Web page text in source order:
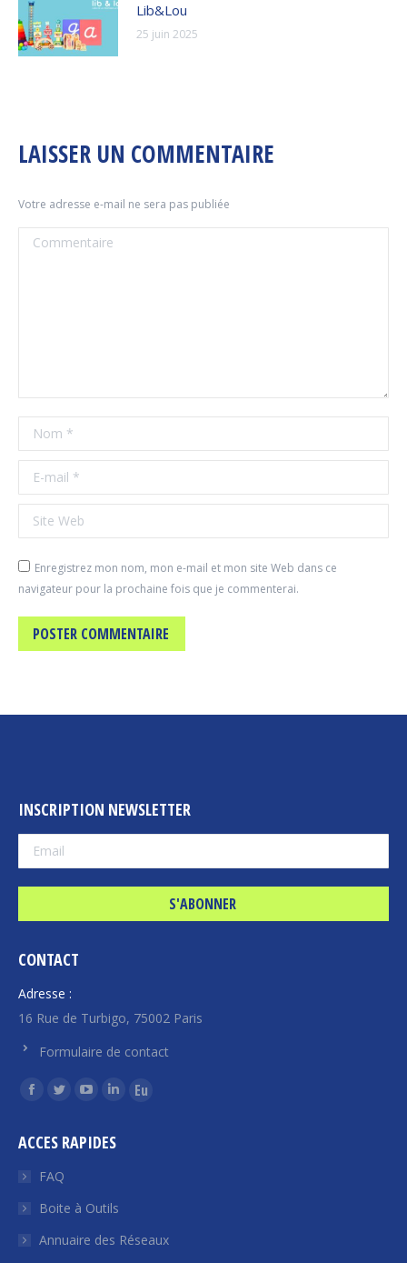
Lib&Lou
25 juin 2025
LAISSER UN COMMENTAIRE
Votre adresse e-mail ne sera pas publiée
Commentaire
Nom *
E-mail *
Site Web
Enregistrez mon nom, mon e-mail et mon site Web dans ce
navigateur pour la prochaine fois que je commenterai.
POSTER COMMENTAIRE
INSCRIPTION NEWSLETTER
CONTACT
Adresse :
16 Rue de Turbigo, 75002 Paris
Formulaire de contact
Trouvez nous sur :
La
Facebook
s'ouvre
une
nouvelle
La
Twitter
s'ouvre
une
nouvelle
La
YouTube
une
nouvelle
La
LinkedIn
une
nouvelle
La
nouvelle
ACCES RAPIDES
FAQ
Boite à Outils
Annuaire des Réseaux